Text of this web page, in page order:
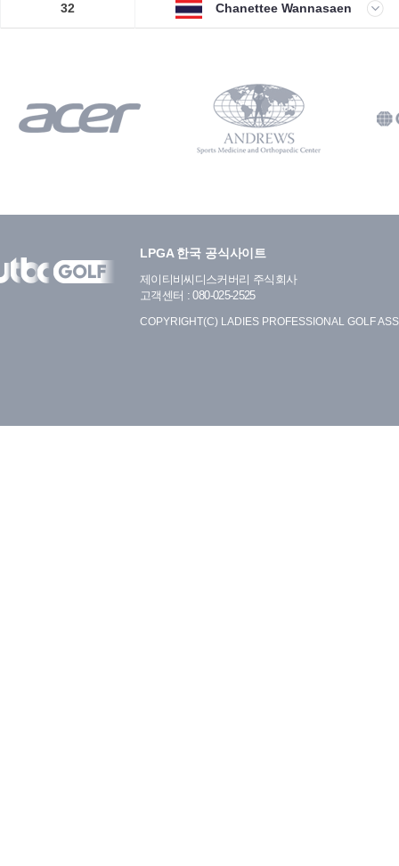
32 Chanettee Wannasaen
LPGA 한국 공식사이트
제이티비씨디스커버리 주식회사
고객센터 : 080-025-2525
COPYRIGHT(C) LADIES PROFESSIONAL GOLF